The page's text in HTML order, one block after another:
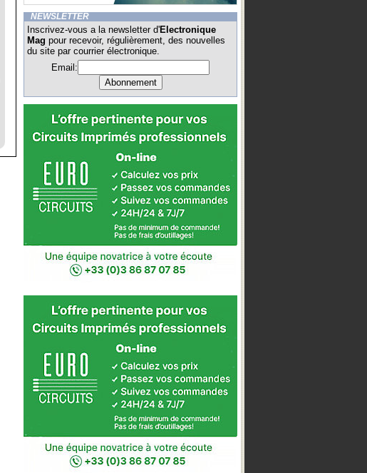
NEWSLETTER
Inscrivez-vous a la newsletter d'Electronique
Mag pour recevoir, régulièrement, des nouvelles
du site par courrier électronique.
Email: